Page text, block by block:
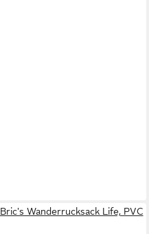
Bric's Wanderrucksack Life, PVC